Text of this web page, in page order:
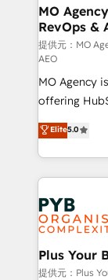
architectures
performance. - Multi-object CRM migration,
and
integrations
object setup,
-
nurturing
Marketing,
Ongoing
scalable retainers. Let’s make
powerful
drive results.
MO
RevOps &
提供元：MO
AEO
MO Agency
offering
automation,
architecture,
lead scoring
Salesforce
Marketing,
Generative
HubSpot
B2B SEO, paid
enterprise
Elite5.0
Plus Your
提供元：Plus